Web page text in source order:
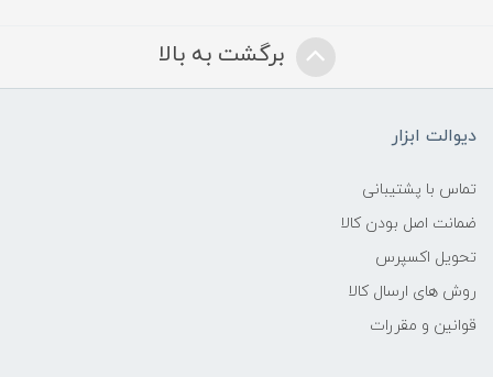
برگشت به بالا
دیوالت ابزار
تماس با پشتیبانی
ضمانت اصل بودن کالا
تحویل اکسپرس
روش های ارسال کالا
قوانین و مقررات